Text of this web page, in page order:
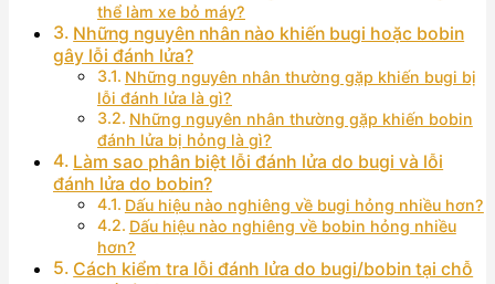
thể làm xe bỏ máy?
Những nguyên nhân nào khiến bugi hoặc bobin
gây lỗi đánh lửa?
Những nguyên nhân thường gặp khiến bugi bị
lỗi đánh lửa là gì?
Những nguyên nhân thường gặp khiến bobin
đánh lửa bị hỏng là gì?
Làm sao phân biệt lỗi đánh lửa do bugi và lỗi
đánh lửa do bobin?
Dấu hiệu nào nghiêng về bugi hỏng nhiều hơn?
Dấu hiệu nào nghiêng về bobin hỏng nhiều
hơn?
Cách kiểm tra lỗi đánh lửa do bugi/bobin tại chỗ